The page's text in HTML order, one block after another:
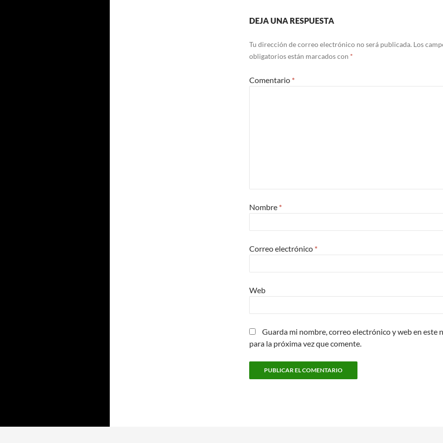
DEJA UNA RESPUESTA
Tu dirección de correo electrónico no será publicada. Los
obligatorios están marcados con *
Comentario *
Nombre *
Correo electrónico *
Web
Guarda mi nombre, correo electrónico y web en este
para la próxima vez que comente.